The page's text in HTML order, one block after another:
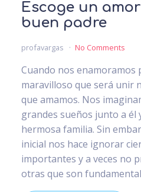
Escoge un
buen padre
profavargas No Comments
Cuando nos enamoramos
maravilloso que será unir
que amamos. Nos
grandes sueños junto a él
hermosa familia. Sin
inicial nos hace ignorar
importantes y a veces no
otras que son